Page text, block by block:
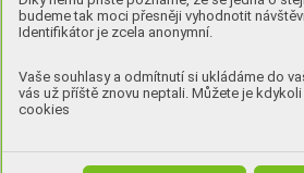
budeme tak moci přesněji vyhodnotit
Identifikátor je zcela anonymní.
Vaše souhlasy a odmítnutí si ukládáme do
vás už příště znovu neptali. Můžete je
cookies